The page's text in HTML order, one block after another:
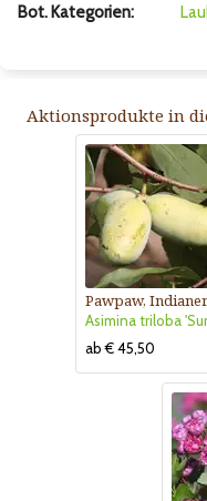
Bot. Kategorien:
Aktionsprodukte in
ab € 45,50